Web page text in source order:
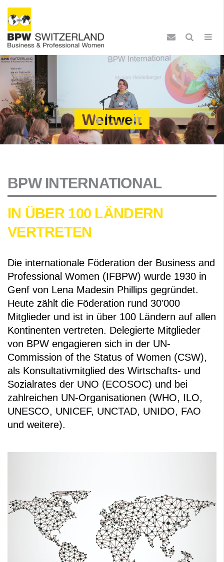
Weltweit
BPW INTERNATIONAL
IN ÜBER 100 LÄNDERN
VERTRETEN
Die internationale Föderation der Business and
Professional Women (IFBPW) wurde 1930 in
Genf von Lena Madesin Phillips gegründet.
Heute zählt die Föderation rund 30’000
Mitglieder und ist in über 100 Ländern auf allen
Kontinenten vertreten. Delegierte Mitglieder
von BPW engagieren sich in der UN-
Commission of the Status of Women (CSW),
als Konsultativmitglied des Wirtschafts- und
Sozialrates der UNO (ECOSOC) und bei
zahlreichen UN-Organisationen (WHO, ILO,
UNESCO, UNICEF, UNCTAD, UNIDO, FAO
und weitere).